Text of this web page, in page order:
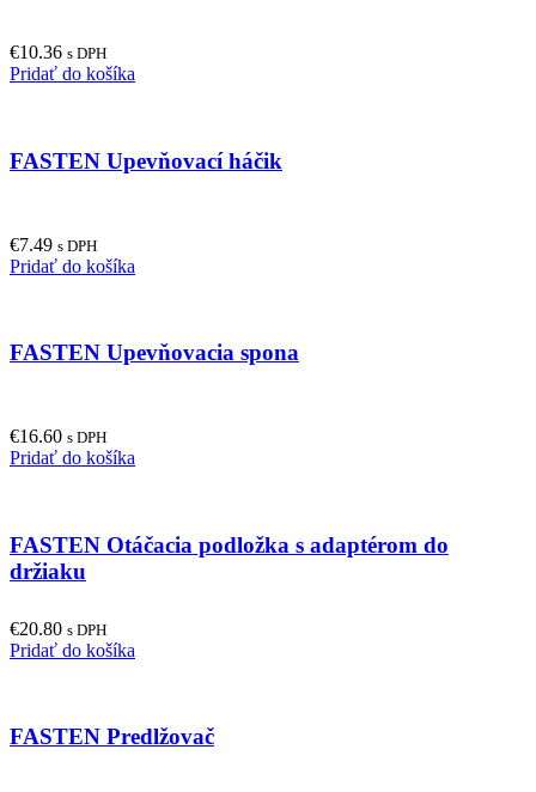
chosen
page
€10.36 s DPH
Pridať do košíka
FASTEN Upevňovací háčik
€7.49 s DPH
Pridať do košíka
FASTEN Upevňovacia spona
€16.60 s DPH
Pridať do košíka
FASTEN Otáčacia podložka s adaptérom do
držiaku
€20.80 s DPH
Pridať do košíka
FASTEN Predlžovač